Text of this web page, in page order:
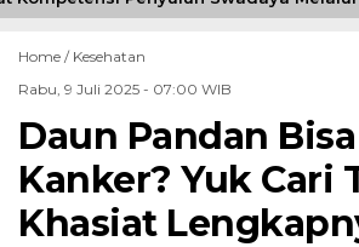
Home / Kesehatan
Rabu, 9 Juli 2025 - 07:00 WIB
Daun Pandan
Kanker? Yuk Cari
Khasiat